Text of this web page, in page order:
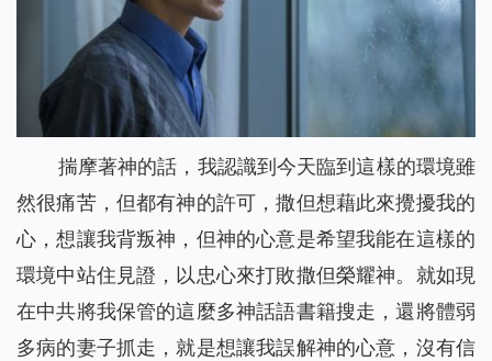
揣摩著神的話，我認識到今天臨到這樣的環境雖
然很痛苦，但都有神的許可，撒但想藉此來攪擾我的
心，想讓我背叛神，但神的心意是希望我能在這樣的
環境中站住見證，以忠心來打敗撒但榮耀神。就如現
在中共將我保管的這麼多神話語書籍搜走，還將體弱
多病的妻子抓走，就是想讓我誤解神的心意，沒有信